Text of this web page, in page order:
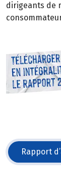
dirigeants de
Rapport